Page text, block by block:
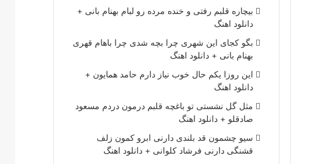
بیچاره قلبم رفتی و خنده مرده رو لبام بهنام بانی +
دانلود اهنگ
بگو کجای این شهری چرا بچه شدی چرا باهام قهری
بهنام بانی + دانلود اهنگ
این روزا یکم حال خوب نیاز دارم حامد همایون +
دانلود اهنگ
مثل گل نشستی تو باغچه قلبم درمون دردم مسعود
صادقلو + دانلود اهنگ
سیو چشمون قد بلندی دارنی ابرو کمون زلف
قشنگی دارنی فرشاد کلوانی + دانلود اهنگ